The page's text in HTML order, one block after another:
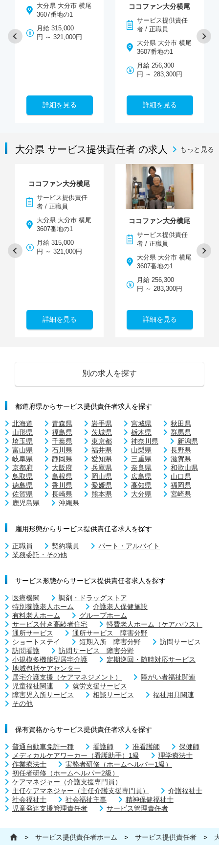
大分県 大分市 横尾
3607番地の1
月給 315,000
円 ～ 321,000円
詳細を見る
ココファン大分横尾
サービス提供責任
者 / 正職員
大分県 大分市 横尾
3607番地の1
月給 256,300
円 ～ 283,300円
詳細を見る
大分県 サービス提供責任者 の求人 もっと見る
ココファン大分横尾
サービス提供責任
者 / 正職員
大分県 大分市 横尾
3607番地の1
月給 315,000
円 ～ 321,000円
詳細を見る
ココファン大分横尾
サービス提供責任
者 / 正職員
大分県 大分市 横尾
3607番地の1
月給 256,300
円 ～ 283,300円
詳細を見る
別の求人を探す
都道府県からサービス提供責任者求人を探す
北海道 青森県 岩手県 宮城県
秋田県
山形県
福島県 茨城県 栃木県
群馬県
埼玉県
千葉県 東京都 神奈川県
新潟県
富山県
石川県 福井県 山梨県
長野県
岐阜県
静岡県 愛知県 三重県
滋賀県
京都府
大阪府 兵庫県 奈良県
和歌山県
鳥取県
島根県 岡山県 広島県
山口県
徳島県
香川県 愛媛県 高知県
福岡県
佐賀県
長崎県 熊本県 大分県
宮崎県
鹿児島県
沖縄県
雇用形態からサービス提供責任者求人を探す
正職員 契約職員
パート・アルバイト
業務委託・その他
サービス形態からサービス提供責任者求人を探す
医療機関
調剤・ドラッグストア
特別養護老人ホーム
介護老人保健施設
有料老人ホーム
グループホーム
サービス付き高齢者住宅
軽費老人ホーム（ケアハウス）
通所サービス
通所サービス 障害分野
ショートステイ
短期入所 障害分野
訪問サービス
訪問看護
訪問サービス 障害分野
小規模多機能型居宅介護
定期巡回・随時対応サービス
地域包括ケアセンター
居宅介護支援（ケアマネジメント）
障がい者福祉関連
児童福祉関連
就労支援サービス
障害児入所サービス
相談サービス
福祉用具関連
その他
保有資格からサービス提供責任者求人を探す
普通自動車免許一種 看護師 准看護師
保健師
メディカルケアワーカー（看護助手）1級
理学療法士
作業療法士
実務者研修（ホームヘルパー1級）
初任者研修（ホームヘルパー2級）
ケアマネジャー（介護支援専門員）
主任ケアマネジャー（主任介護支援専門員）
介護福祉士
社会福祉士
社会福祉主事
精神保健福祉士
児童発達支援管理責任者
サービス管理責任者
> サービス提供責任者ホーム > サービス提供責任者 >